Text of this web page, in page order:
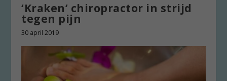
‘Kraken’ chiropractor in strijd
tegen pijn
30 april 2019